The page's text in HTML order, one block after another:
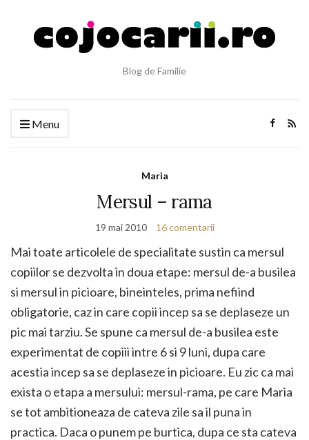
Blog de Familie
Menu
Maria
Mersul – rama
19 mai 2010 16 comentarii
Mai toate articolele de specialitate sustin ca mersul
copiilor se dezvolta in doua etape: mersul de-a busilea
si mersul in picioare, bineinteles, prima nefiind
obligatorie, caz in care copii incep sa se deplaseze un
pic mai tarziu. Se spune ca mersul de-a busilea este
experimentat de copiii intre 6 si 9 luni, dupa care
acestia incep sa se deplaseze in picioare. Eu zic ca mai
exista o etapa a mersului: mersul-rama, pe care Maria
se tot ambitioneaza de cateva zile sa il puna in
practica. Daca o punem pe burtica, dupa ce sta cateva